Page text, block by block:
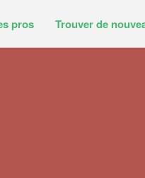
pros Trouver de